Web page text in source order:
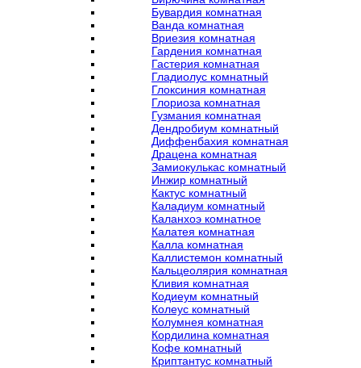
Бувардия комнатная
Ванда комнатная
Вриезия комнатная
Гардения комнатная
Гастерия комнатная
Гладиолус комнатный
Глоксиния комнатная
Глориоза комнатная
Гузмания комнатная
Дендробиум комнатный
Диффенбахия комнатная
Драцена комнатная
Замиокулькас комнатный
Инжир комнатный
Кактус комнатный
Каладиум комнатный
Каланхоэ комнатное
Калатея комнатная
Калла комнатная
Каллистемон комнатный
Кальцеолярия комнатная
Кливия комнатная
Кодиеум комнатный
Колеус комнатный
Колумнея комнатная
Кордилина комнатная
Кофе комнатный
Криптантус комнатный